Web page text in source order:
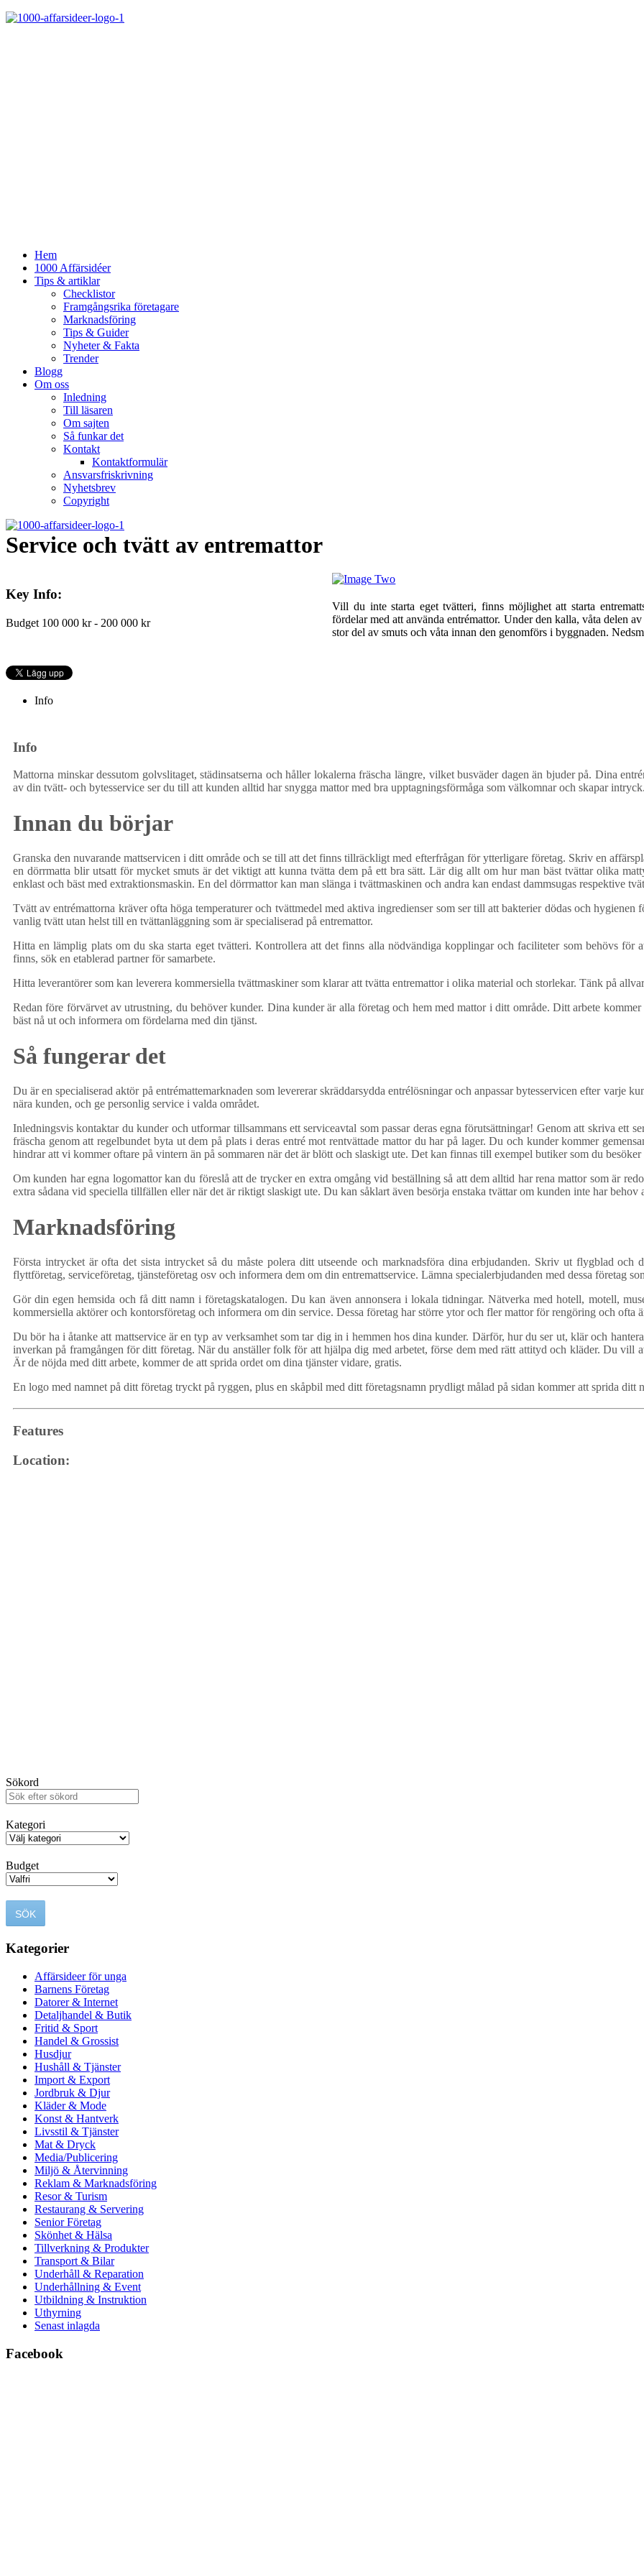
Hem
1000 Affärsidéer
Tips & artiklar
Checklistor
Framgångsrika företagare
Marknadsföring
Tips & Guider
Nyheter & Fakta
Trender
Blogg
Om oss
Inledning
Till läsaren
Om sajten
Så funkar det
Kontakt
Kontaktformulär
Ansvarsfriskrivning
Nyhetsbrev
Copyright
Service och tvätt av entremattor
Key Info:
Budget 100 000 kr - 200 000 kr
Vill du inte starta eget tvätteri, finns möjlighet att starta
fördelar med att använda entrémattor. Under den kalla, våta delen
stor del av smuts och våta innan den genomförs i byggnaden.
Info
Info
Mattorna minskar dessutom golvslitaget, städinsatserna och håller lokalerna fräscha längre, vilket busväder dagen än bjuder på. Dina
av din tvätt- och bytesservice ser du till att kunden alltid har snygga mattor med bra upptagningsförmåga som välkomnar och skapar intryck.
Innan du börjar
Granska den nuvarande mattservicen i ditt område och se till att det finns tillräckligt med efterfrågan för ytterligare företag. Skriv en
en dörrmatta blir utsatt för mycket smuts är det viktigt att kunna tvätta dem på ett bra sätt. Lär dig allt om hur man bäst tvättar olika
enklast och bäst med extraktionsmaskin. En del dörrmattor kan man slänga i tvättmaskinen och andra kan endast dammsugas respektive
Tvätt av entrémattorna kräver ofta höga temperaturer och tvättmedel med aktiva ingredienser som ser till att bakterier dödas och
vanlig tvätt utan helst till en tvättanläggning som är specialiserad på entremattor.
Hitta en lämplig plats om du ska starta eget tvätteri. Kontrollera att det finns alla nödvändiga kopplingar och faciliteter som behövs för
finns, sök en etablerad partner för samarbete.
Hitta leverantörer som kan leverera kommersiella tvättmaskiner som klarar att tvätta entremattor i olika material och storlekar. Tänk på
Redan före förvärvet av utrustning, du behöver kunder. Dina kunder är alla företag och hem med mattor i ditt område. Ditt arbete
bäst nå ut och informera om fördelarna med din tjänst.
Så fungerar det
Du är en specialiserad aktör på entrémattemarknaden som levererar skräddarsydda entrélösningar och anpassar bytesservicen efter varje
nära kunden, och ge personlig service i valda området.
Inledningsvis kontaktar du kunder och utformar tillsammans ett serviceavtal som passar deras egna förutsättningar! Genom att skriva ett
fräscha genom att regelbundet byta ut dem på plats i deras entré mot rentvättade mattor du har på lager. Du och kunder kommer
hindrar att vi kommer oftare på vintern än på sommaren när det är blött och slaskigt ute. Det kan finnas till exempel butiker som du
Om kunden har egna logomattor kan du föreslå att de trycker en extra omgång vid beställning så att dem alltid har rena mattor som är
extra sådana vid speciella tillfällen eller när det är riktigt slaskigt ute. Du kan såklart även besörja enstaka tvättar om kunden inte har behov
Marknadsföring
Första intrycket är ofta det sista intrycket så du måste polera ditt utseende och marknadsföra dina erbjudanden. Skriv ut flygblad
flyttföretag, serviceföretag, tjänsteföretag osv och informera dem om din entremattservice. Lämna specialerbjudanden med dessa företag
Gör din egen hemsida och få ditt namn i företagskatalogen. Du kan även annonsera i lokala tidningar. Nätverka med hotell, motell,
kommersiella aktörer och kontorsföretag och informera om din service. Dessa företag har större ytor och fler mattor för rengöring och ofta
Du bör ha i åtanke att mattservice är en typ av verksamhet som tar dig in i hemmen hos dina kunder. Därför, hur du ser ut, klär och
inverkan på framgången för ditt företag. När du anställer folk för att hjälpa dig med arbetet, förse dem med rätt attityd och kläder. Du vill
Är de nöjda med ditt arbete, kommer de att sprida ordet om dina tjänster vidare, gratis.
En logo med namnet på ditt företag tryckt på ryggen, plus en skåpbil med ditt företagsnamn prydligt målad på sidan kommer att sprida ditt
Features
Location:
Sökord
Kategori
Budget
Kategorier
Affärsideer för unga
Barnens Företag
Datorer & Internet
Detaljhandel & Butik
Fritid & Sport
Handel & Grossist
Husdjur
Hushåll & Tjänster
Import & Export
Jordbruk & Djur
Kläder & Mode
Konst & Hantverk
Livsstil & Tjänster
Mat & Dryck
Media/Publicering
Miljö & Återvinning
Reklam & Marknadsföring
Resor & Turism
Restaurang & Servering
Senior Företag
Skönhet & Hälsa
Tillverkning & Produkter
Transport & Bilar
Underhåll & Reparation
Underhållning & Event
Utbildning & Instruktion
Uthyrning
Senast inlagda
Facebook